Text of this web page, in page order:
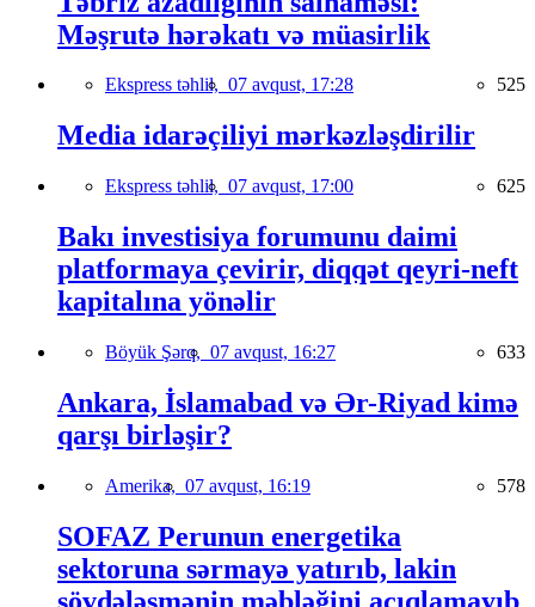
Məşrutə hərəkatı və müasirlik
Ekspress təhlil, 07 avqust, 17:28 525
Media idarəçiliyi mərkəzləşdirilir
Ekspress təhlil, 07 avqust, 17:00 625
Bakı investisiya forumunu daimi
platformaya çevirir, diqqət qeyri-neft
kapitalına yönəlir
Böyük Şərq, 07 avqust, 16:27 633
Ankara, İslamabad və Ər-Riyad kimə
qarşı birləşir?
Amerika, 07 avqust, 16:19 578
SOFAZ Perunun energetika
sektoruna sərmayə yatırıb, lakin